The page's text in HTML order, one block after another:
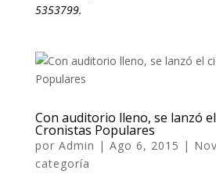
5353799.
Con auditorio lleno, se lanzó
Cronistas Populares
por Admin | Ago 6, 2015 |
categoría